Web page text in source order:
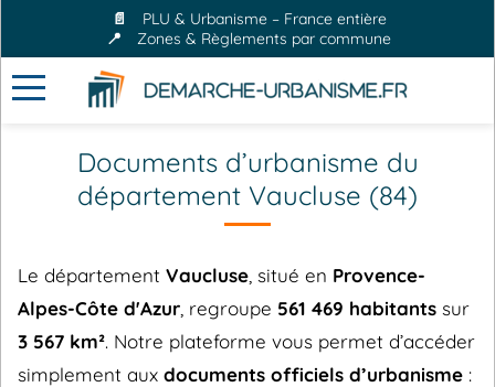
📄
PLU & Urbanisme – France entière
📍
Zones & Règlements par commune
Documents d’urbanisme du
département Vaucluse (84)
Le département Vaucluse , situé en Provence-
Alpes-Côte d'Azur , regroupe 561 469 habitants sur
3 567 km². Notre plateforme vous permet d’accéder
simplement aux documents officiels d’urbanisme :